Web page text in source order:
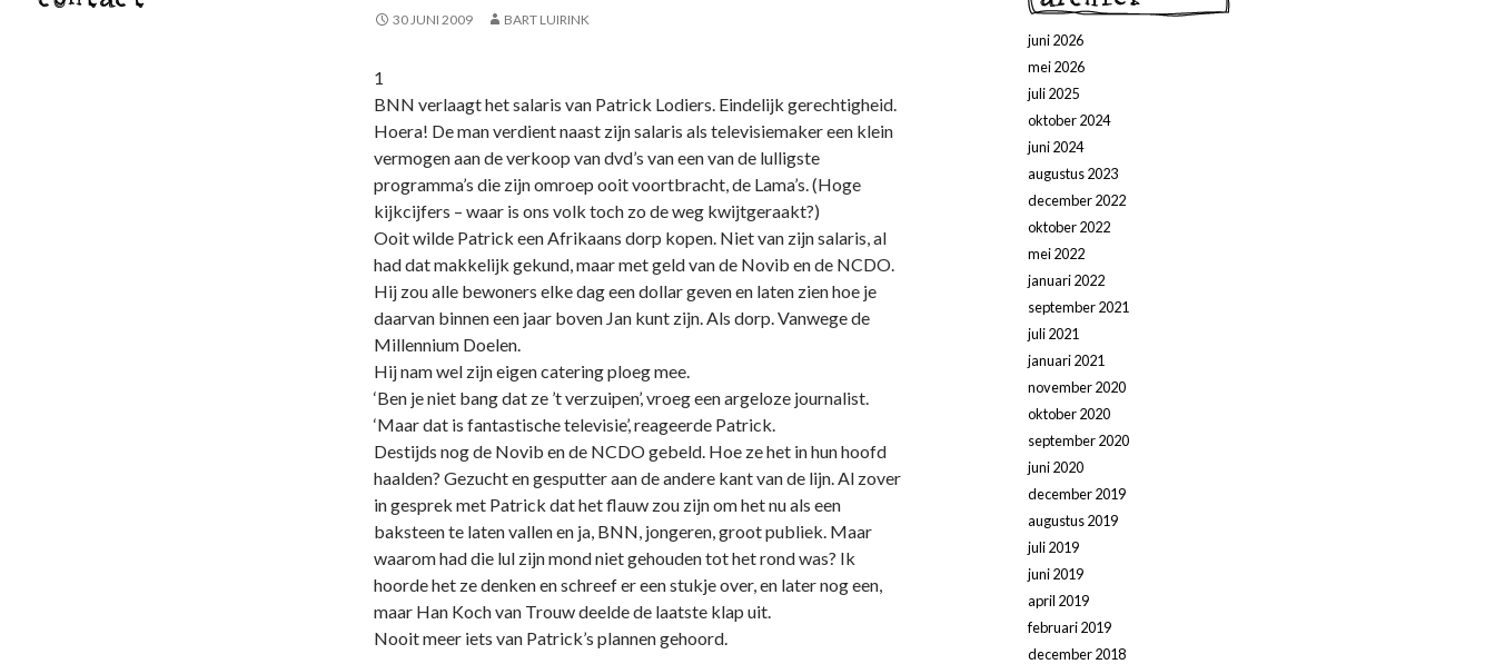
30 JUNI 2009 BART LUIRINK
1
BNN verlaagt het salaris van Patrick Lodiers. Eindelijk gerechtigheid.
Hoera! De man verdient naast zijn salaris als televisiemaker een klein
vermogen aan de verkoop van dvd’s van een van de lulligste
programma’s die zijn omroep ooit voortbracht, de Lama’s. (Hoge
kijkcijfers – waar is ons volk toch zo de weg kwijtgeraakt?)
Ooit wilde Patrick een Afrikaans dorp kopen. Niet van zijn salaris, al
had dat makkelijk gekund, maar met geld van de Novib en de NCDO.
Hij zou alle bewoners elke dag een dollar geven en laten zien hoe je
daarvan binnen een jaar boven Jan kunt zijn. Als dorp. Vanwege de
Millennium Doelen.
Hij nam wel zijn eigen catering ploeg mee.
‘Ben je niet bang dat ze ’t verzuipen’, vroeg een argeloze journalist.
‘Maar dat is fantastische televisie’, reageerde Patrick.
Destijds nog de Novib en de NCDO gebeld. Hoe ze het in hun hoofd
haalden? Gezucht en gesputter aan de andere kant van de lijn. Al zover
in gesprek met Patrick dat het flauw zou zijn om het nu als een
baksteen te laten vallen en ja, BNN, jongeren, groot publiek. Maar
waarom had die lul zijn mond niet gehouden tot het rond was? Ik
hoorde het ze denken en schreef er een stukje over, en later nog een,
maar Han Koch van Trouw deelde de laatste klap uit.
Nooit meer iets van Patrick’s plannen gehoord.
juni 2026
mei 2026
juli 2025
oktober 2024
juni 2024
augustus 2023
december 2022
oktober 2022
mei 2022
januari 2022
september 2021
juli 2021
januari 2021
november 2020
oktober 2020
september 2020
juni 2020
december 2019
augustus 2019
juli 2019
juni 2019
april 2019
februari 2019
december 2018